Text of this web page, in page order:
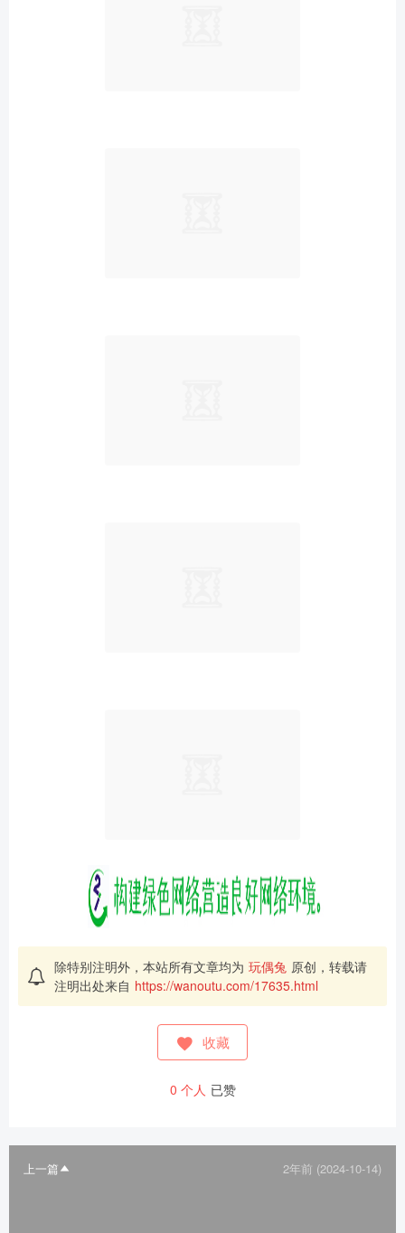
除特别注明外，本站所有文章均为 玩偶兔 原创，转载请
注明出处来自 https://wanoutu.com/17635.html
收藏
0 个人 已赞
上一篇 2年前 (2024-10-14)